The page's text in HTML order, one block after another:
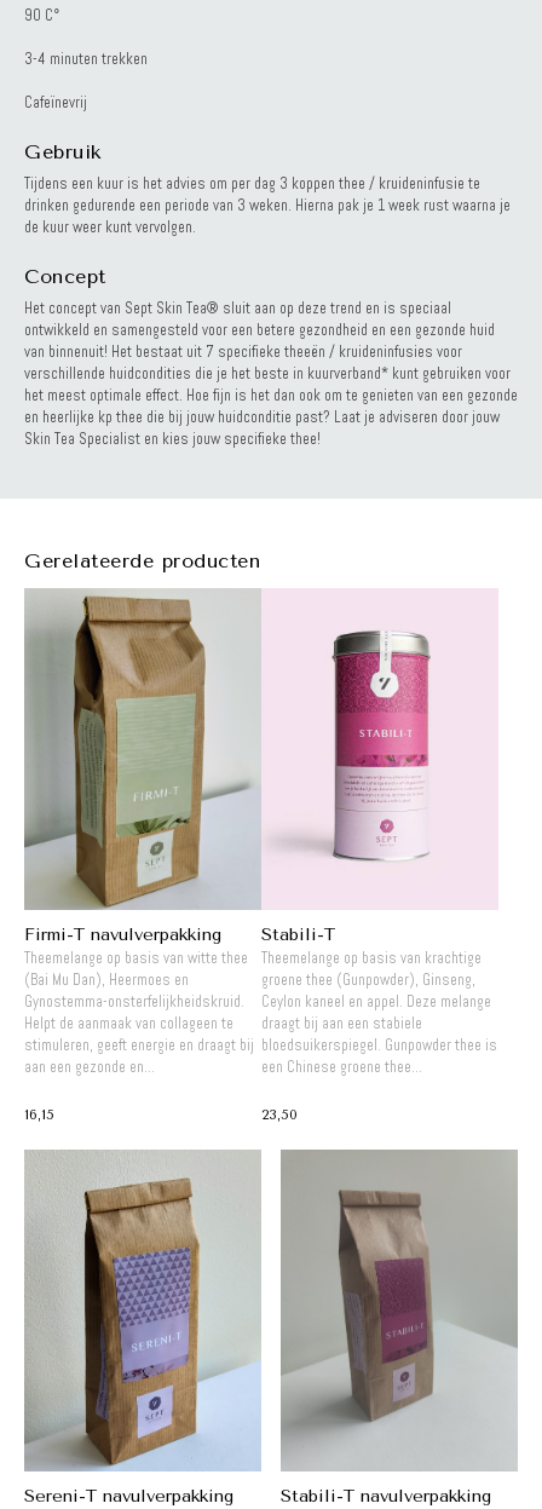
90 C°
3-4 minuten trekken
Cafeïnevrij
Gebruik
Tijdens een kuur is het advies om per dag 3 koppen thee / kruideninfusie te
drinken gedurende een periode van 3 weken. Hierna pak je 1 week rust waarna je
de kuur weer kunt vervolgen.
Concept
Het concept van Sept Skin Tea® sluit aan op deze trend en is speciaal
ontwikkeld en samengesteld voor een betere gezondheid en een gezonde huid
van binnenuit! Het bestaat uit 7 specifieke theeën / kruideninfusies voor
verschillende huidcondities die je het beste in kuurverband* kunt gebruiken voor
het meest optimale effect. Hoe fijn is het dan ook om te genieten van een gezonde
en heerlijke kp thee die bij jouw huidconditie past? Laat je adviseren door jouw
Skin Tea Specialist en kies jouw specifieke thee!
Gerelateerde producten
Firmi-T navulverpakking
Theemelange op basis van witte thee
(Bai Mu Dan), Heermoes en
Gynostemma-onsterfelijkheidskruid.
Helpt de aanmaak van collageen te
stimuleren, geeft energie en draagt bij
aan een gezonde en...
16,15
Stabili-T
Theemelange op basis van krachtige
groene thee (Gunpowder), Ginseng,
Ceylon kaneel en appel. Deze melange
draagt bij aan een stabiele
bloedsuikerspiegel. Gunpowder thee is
een Chinese groene thee...
23,50
Sereni-T navulverpakking Stabili-T navulverpakking